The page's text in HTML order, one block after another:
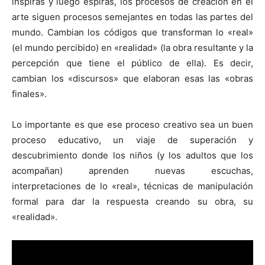
arte siguen procesos semejantes en todas las partes del
mundo. Cambian los códigos que transforman lo «real»
(el mundo percibido) en «realidad» (la obra resultante y la
percepción que tiene el público de ella). Es decir,
cambian los «discursos» que elaboran esas las «obras
finales».
Lo importante es que ese proceso creativo sea un buen
proceso educativo, un viaje de superación y
descubrimiento donde los niños (y los adultos que los
acompañan) aprenden nuevas escuchas,
interpretaciones de lo «real», técnicas de manipulación
formal para dar la respuesta creando su obra, su
«realidad».